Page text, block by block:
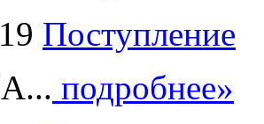
Поступление
подробнее»